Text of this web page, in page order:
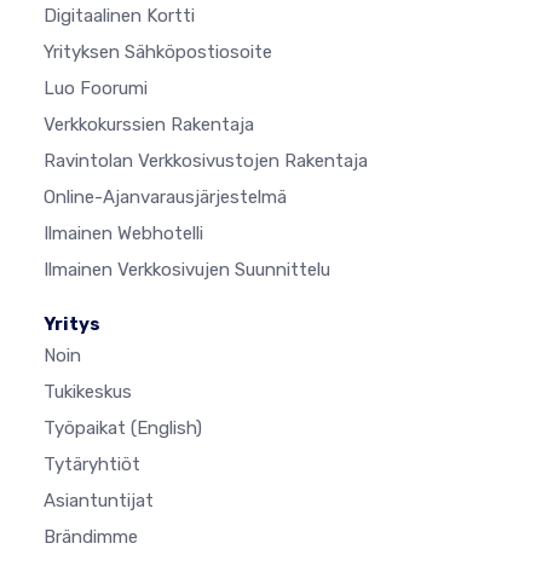
Digitaalinen Kortti
Yrityksen Sähköpostiosoite
Luo Foorumi
Verkkokurssien Rakentaja
Ravintolan Verkkosivustojen Rakentaja
Online-Ajanvarausjärjestelmä
Ilmainen Webhotelli
Ilmainen Verkkosivujen Suunnittelu
Yritys
Noin
Tukikeskus
Työpaikat (English)
Tytäryhtiöt
Asiantuntijat
Brändimme